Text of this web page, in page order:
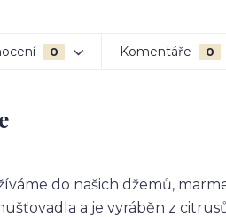
0 Komentáře 0
do našich džemů,
a je vyráběn z